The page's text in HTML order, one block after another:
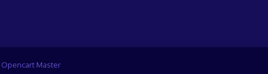
Opencart Master